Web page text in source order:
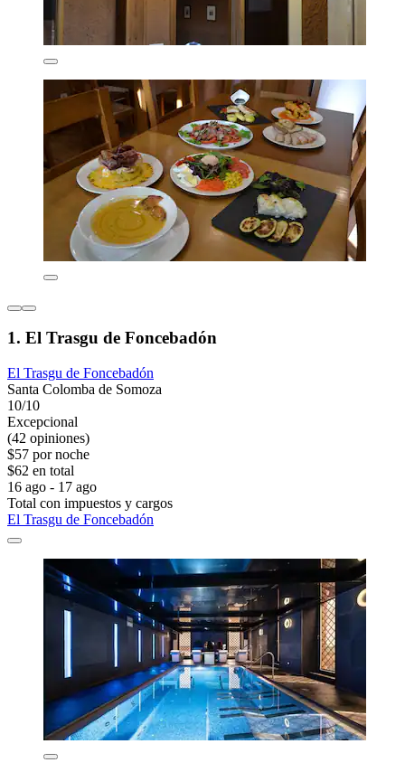
1. El Trasgu de Foncebadón
El Trasgu de Foncebadón
Santa Colomba de Somoza
10/10
Excepcional
(42 opiniones)
$57 por noche
$62 en total
16 ago - 17 ago
Total con impuestos y cargos
El Trasgu de Foncebadón